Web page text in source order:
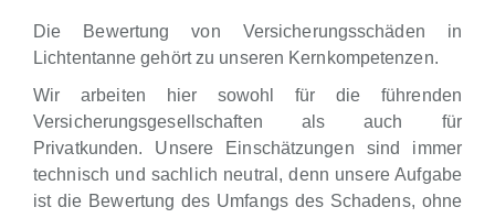
Die Bewertung von Versicherungsschäden in
Lichtentanne gehört zu unseren Kernkompetenzen.
Wir arbeiten hier sowohl für die führenden
Versicherungsgesellschaften als auch für
Privatkunden. Unsere Einschätzungen sind immer
technisch und sachlich neutral, denn unsere Aufgabe
ist die Bewertung des Umfangs des Schadens, ohne